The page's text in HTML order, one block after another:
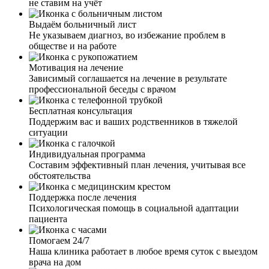
Спасибо команде ваших врачей! Вывели меня из запоя.
Состояние было такое, что и водка уже не лезла, и
остановиться не мог. Выпив очередную рюмку, решил
все-таки действовать. Не зря! Врач, который ко мне
приехал, грамотно и быстро провел процедуру,
установил капельницу, дал все необходимые
рекомендации. Хочу выразить огромную благодарность
за вашу внимательность, профессионализм, терпение и
работу, которую вы выполняете.
Мой муж ушёл в запой на несколько недель. Я
обратилась к вам, так как он не хотел выходить из запоя.
Мне дали четкие рекомендации по поведению с ним. И
через пару дней, благодаря вашим рекомендациям, я
смогла настоять и уговорить мужа о выводе из запоя.
не ставим на учёт
Выдаём больничный лист
Не указываем диагноз, во избежание проблем в
обществе и на работе
Мотивация на лечение
Зависимый соглашается на лечение в результате
профессиональной беседы с врачом
Бесплатная консультация
Поддержим вас и ваших родственников в тяжелой
ситуации
Индивидуальная программа
Составим эффективный план лечения, учитывая все
обстоятельства
Поддержка после лечения
Психологическая помощь в социальной адаптации
пациента
Помогаем 24/7
Наша клиника работает в любое время суток с выездом
врача на дом